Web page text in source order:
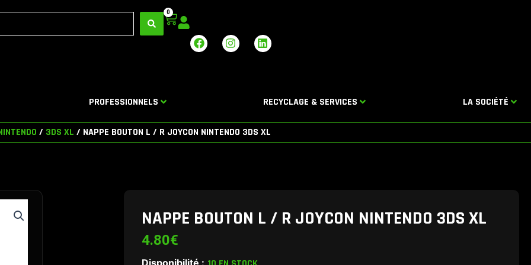
0
Panier
F
a
I
n
m
L
i
i
PROFESSIONNELS RECYCLAGE & SERVICES LA SOCIÉTÉ
/ 3DS XL / NAPPE BOUTON L / R JOYCON NINTENDO 3DS XL
NAPPE BOUTON L / R JOYCON NINTENDO 3DS XL
4.80€
Disponibilité :